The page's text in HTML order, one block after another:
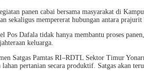
panen cabai bersama masyarakat di
sekaligus mempererat hubungan antara
Dafala tidak hanya membantu proses
keluarga.
Satgas Pamtas RI–RDTL Sektor Timur
pertanian secara produktif. Satgas akan